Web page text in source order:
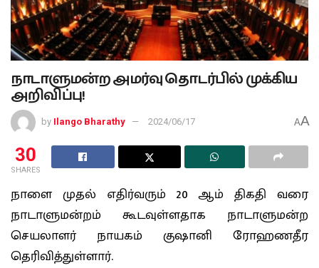
நாடாளுமன்ற அமர்வு தொடர்பில் முக்கிய
அறிவிப்பு!
by Ilango Bharathy 2024/06/17 AA
30
SHARES
நாளை முதல் எதிர்வரும் 20 ஆம் திகதி வரை
நாடாளுமன்றம் கூடவுள்ளதாக நாடாளுமன்ற
செயலாளர் நாயகம் குஷானி ரோஹணதீர
தெரிவித்துள்ளார்.